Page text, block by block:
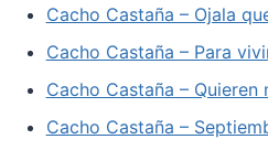
Cacho Castaña – Ojala
Cacho Castaña – Para
Cacho Castaña – Quieren
Cacho Castaña –